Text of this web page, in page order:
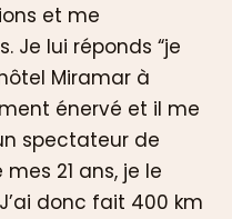
et me
Je lui réponds “je
Miramar à
énervé et il me
spectateur de
21 ans, je le
donc fait 400 km